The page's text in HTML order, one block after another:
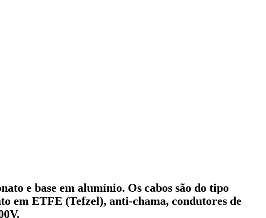
e base em alumínio. Os cabos são do tipo
em ETFE (Tefzel), anti-chama, condutores de